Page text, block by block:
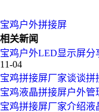
宝鸡户外拼接屏
相关新闻
宝鸡户外LED显示屏
11-04
宝鸡拼接屏厂家谈谈拼
宝鸡液晶拼接屏户外管
宝鸡拼接屏厂家介绍液